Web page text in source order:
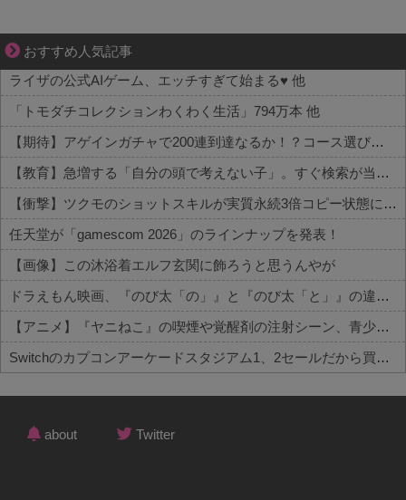
おすすめ人気記事
好青年の片思いが壊れていくまで
ライザの公式AIゲーム、エッチすぎて始まる♥ 他
「トモダチコレクションわくわく生活」794万本 他
【期待】アゲインガチャで200連到達なるか！？コース選びの行方 他
【教育】急増する「自分の頭で考えない子」。すぐ検索が当たり前に…スマホ時代の“親切すぎる教育”が奪った力 他
【衝撃】ツクモのショットスキルが実質永続3倍コピー状態に 他
任天堂が「gamescom 2026」のラインナップを発表！
【画像】この沐浴着エルフ玄関に飾ろうと思うんやが
ドラえもん映画、『のび太「の」』と『のび太「と」』の違いがわからないと話題に
【アニメ】『ヤニねこ』の喫煙や覚醒剤の注射シーン、青少年への影響をめぐってBPOで問題視「社会的な問題になっている時に紛らわしいことをするな」
Switchのカプコンアーケードスタジアム1、2セールだから買ってしまった
Powered by livedoor 相互RSS
about Twitter